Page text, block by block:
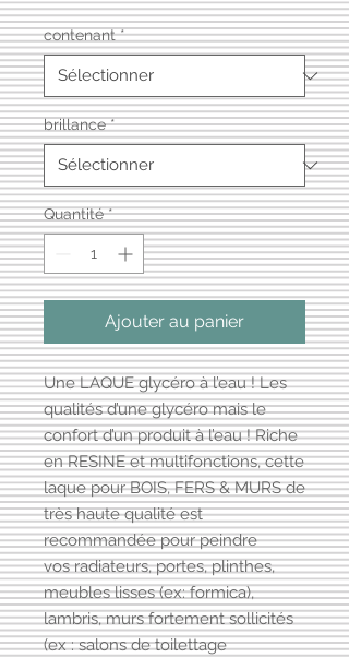
contenant *
brillance *
Quantité *
Ajouter au panier
Une LAQUE glycéro à l’eau ! Les
qualités d’une glycéro mais le
confort d’un produit à l’eau ! Riche
en RESINE et multifonctions, cette
laque pour BOIS, FERS & MURS de
très haute qualité est
recommandée pour peindre
vos radiateurs, portes, plinthes,
meubles lisses (ex: formica),
lambris, murs fortement sollicités
(ex : salons de toilettage